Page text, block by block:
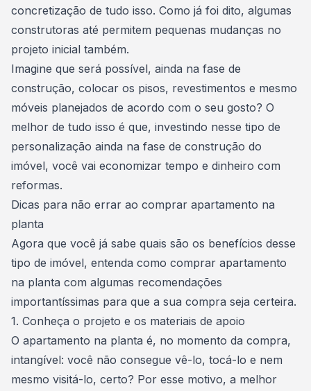
concretização de tudo isso. Como já foi dito, algumas
construtoras até permitem pequenas mudanças no
projeto inicial também.
Imagine que será possível, ainda na fase de
construção, colocar os pisos, revestimentos e mesmo
móveis planejados de acordo com o seu gosto? O
melhor de tudo isso é que, investindo nesse tipo de
personalização ainda na fase de construção do
imóvel, você vai economizar tempo e dinheiro com
reformas.
Dicas para não errar ao comprar apartamento na
planta
Agora que você já sabe quais são os benefícios desse
tipo de imóvel, entenda como comprar apartamento
na planta com algumas recomendações
importantíssimas para que a sua compra seja certeira.
1. Conheça o projeto e os materiais de apoio
O apartamento na planta é, no momento da compra,
intangível: você não consegue vê-lo, tocá-lo e nem
mesmo visitá-lo, certo? Por esse motivo, a melhor